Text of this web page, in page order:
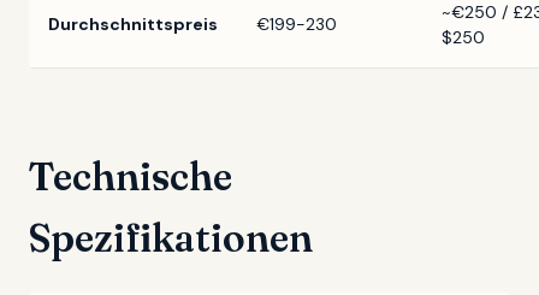
Durchschnittspreis €199-230
~€250 /
$250
Technische
Spezifikationen